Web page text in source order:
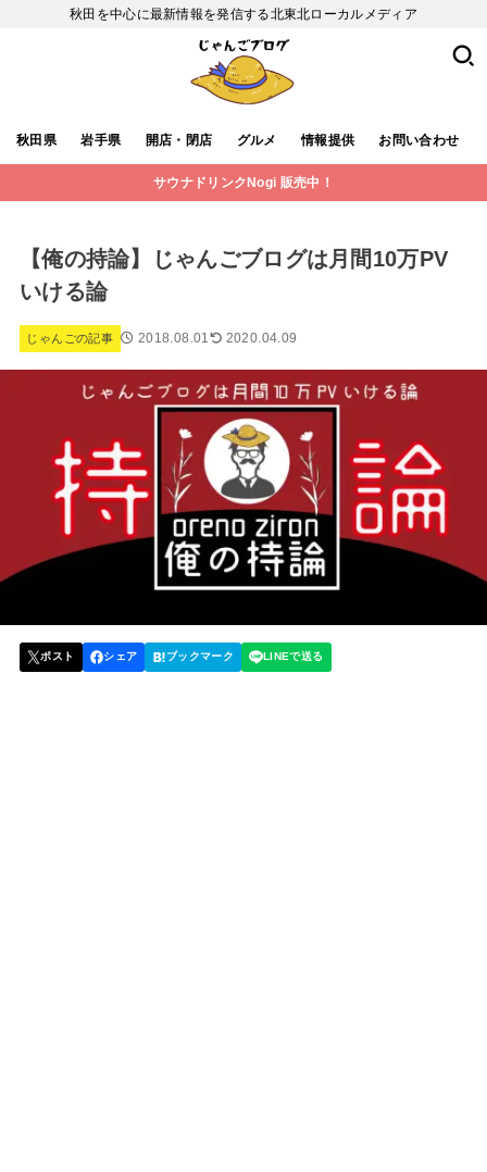
秋田を中心に最新情報を発信する北東北ローカルメディア
秋田県 岩手県 開店・閉店 グルメ 情報提供 お問い合わせ
サウナドリンクNogi 販売中！
【俺の持論】じゃんごブログは月間10万PV
いける論
じゃんごの記事 2018.08.01 2020.04.09